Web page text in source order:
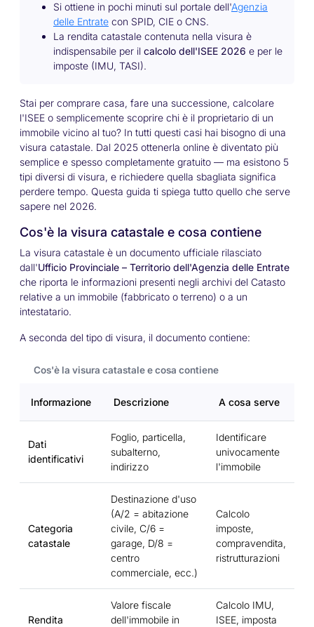
Si ottiene in pochi minuti sul portale dell'Agenzia
delle Entrate con SPID, CIE o CNS.
La rendita catastale contenuta nella visura è
indispensabile per il calcolo dell'ISEE 2026 e per le
imposte (IMU, TASI).
Stai per comprare casa, fare una successione, calcolare
l'ISEE o semplicemente scoprire chi è il proprietario di un
immobile vicino al tuo? In tutti questi casi hai bisogno di una
visura catastale. Dal 2025 ottenerla online è diventato più
semplice e spesso completamente gratuito — ma esistono 5
tipi diversi di visura, e richiedere quella sbagliata significa
perdere tempo. Questa guida ti spiega tutto quello che serve
sapere nel 2026.
Cos'è la visura catastale e cosa contiene
La visura catastale è un documento ufficiale rilasciato
dall'Ufficio Provinciale – Territorio dell'Agenzia delle Entrate
che riporta le informazioni presenti negli archivi del Catasto
relative a un immobile (fabbricato o terreno) o a un
intestatario.
A seconda del tipo di visura, il documento contiene:
Cos'è la visura catastale e cosa contiene
Informazione Descrizione A cosa serve
Dati
identificativi
Foglio, particella,
subalterno,
indirizzo
Identificare
univocamente
l'immobile
Categoria
catastale
Destinazione d'uso
(A/2 = abitazione
civile, C/6 =
garage, D/8 =
centro
commerciale, ecc.)
Calcolo
imposte,
compravendita,
ristrutturazioni
Rendita
Valore fiscale
dell'immobile in
Calcolo IMU,
ISEE, imposta